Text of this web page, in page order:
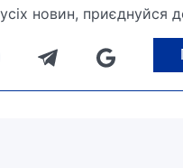
новин, приєднуйся